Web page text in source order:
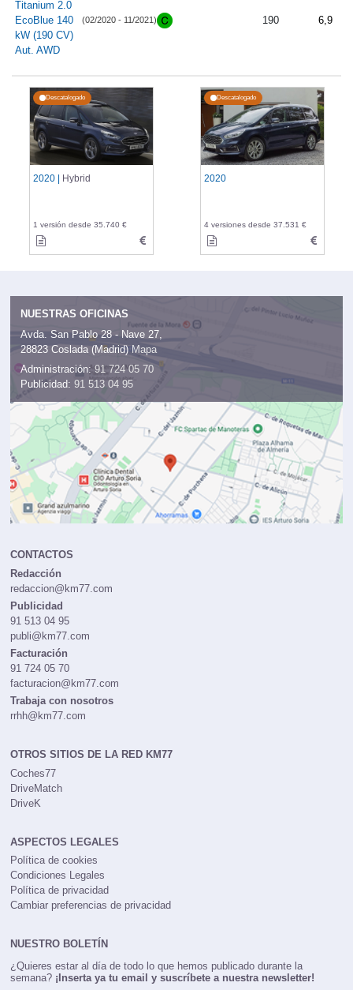
Titanium 2.0
EcoBlue 140
kW (190 CV)
Aut. AWD
(02/2020 - 11/2021) 190 6,9
Descatalogado
2020 | Hybrid
1 versión desde 35.740 €
Descatalogado
2020
4 versiones desde 37.531 €
NUESTRAS OFICINAS
Avda. San Pablo 28 - Nave 27,
28823 Coslada (Madrid) Mapa
Administración: 91 724 05 70
Publicidad: 91 513 04 95
CONTACTOS
Redacción
redaccion@km77.com
Publicidad
91 513 04 95
publi@km77.com
Facturación
91 724 05 70
facturacion@km77.com
Trabaja con nosotros
rrhh@km77.com
OTROS SITIOS DE LA RED KM77
Coches77
DriveMatch
DriveK
ASPECTOS LEGALES
Política de cookies
Condiciones Legales
Política de privacidad
Cambiar preferencias de privacidad
NUESTRO BOLETÍN
¿Quieres estar al día de todo lo que hemos publicado durante la
semana? ¡Inserta ya tu email y suscríbete a nuestra newsletter!